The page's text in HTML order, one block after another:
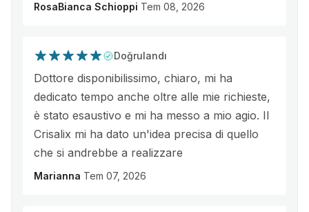
RosaBianca Schioppi Tem 08, 2026
Doğrulandı
Dottore disponibilissimo, chiaro, mi ha
dedicato tempo anche oltre alle mie richieste,
è stato esaustivo e mi ha messo a mio agio. Il
Crisalix mi ha dato un'idea precisa di quello
che si andrebbe a realizzare
Marianna Tem 07, 2026